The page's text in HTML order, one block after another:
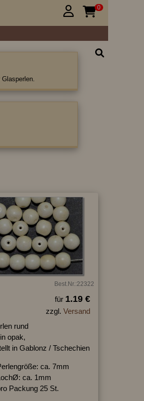
 0
Best.Nr.:22322
für 1.19 €
zzgl. Versand
rund
opak,
in Gablonz / Tschechien
ca. 7mm
ca. 1mm
Packung 25 St.